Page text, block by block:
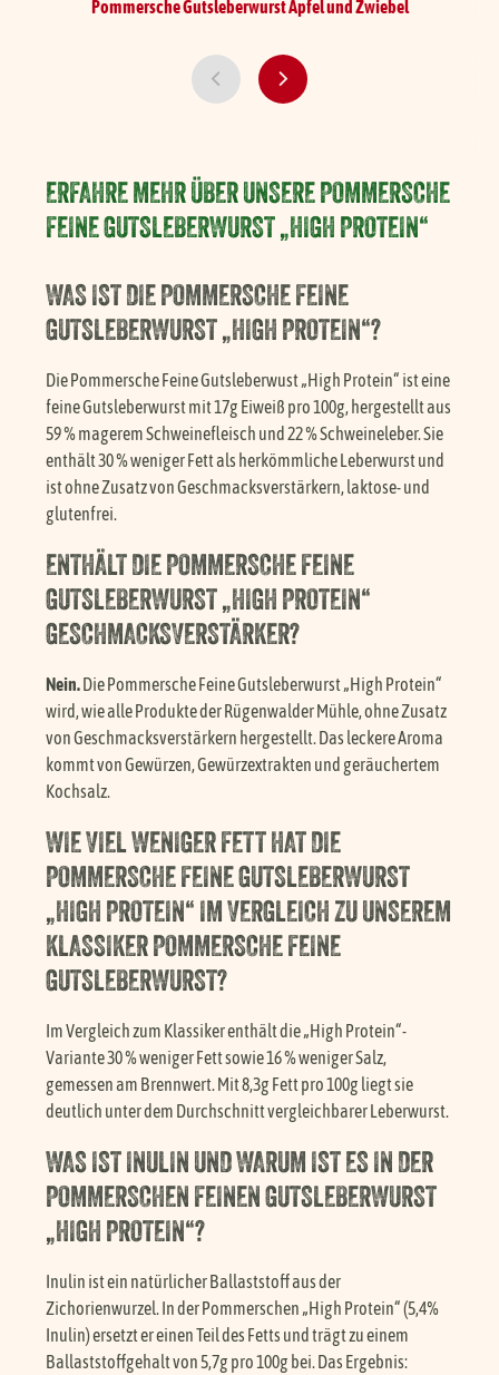
Pommersche GutsleberwurstApfel und Zwiebel
ERFAHRE MEHR ÜBER UNSERE POMMERSCHE
FEINE GUTSLEBERWURST „HIGH PROTEIN“
WAS IST DIE POMMERSCHE FEINE
GUTSLEBERWURST „HIGH PROTEIN“?
Die Pommersche Feine Gutsleberwust „High Protein“ ist eine
feine Gutsleberwurst mit 17g Eiweiß pro 100g, hergestellt aus
59 % magerem Schweinefleisch und 22 % Schweineleber. Sie
enthält 30 % weniger Fett als herkömmliche Leberwurst und
ist ohne Zusatz von Geschmacksverstärkern, laktose- und
glutenfrei.
ENTHÄLT DIE POMMERSCHE FEINE
GUTSLEBERWURST „HIGH PROTEIN“
GESCHMACKSVERSTÄRKER?
Nein. Die Pommersche Feine Gutsleberwurst „High Protein“
wird, wie alle Produkte der Rügenwalder Mühle, ohne Zusatz
von Geschmacksverstärkern hergestellt. Das leckere Aroma
kommt von Gewürzen, Gewürzextrakten und geräuchertem
Kochsalz.
WIE VIEL WENIGER FETT HAT DIE
POMMERSCHE FEINE GUTSLEBERWURST
„HIGH PROTEIN“ IM VERGLEICH ZU UNSEREM
KLASSIKER POMMERSCHE FEINE
GUTSLEBERWURST?
Im Vergleich zum Klassiker enthält die „High Protein“-
Variante 30 % weniger Fett sowie 16 % weniger Salz,
gemessen am Brennwert. Mit 8,3g Fett pro 100g liegt sie
deutlich unter dem Durchschnitt vergleichbarer Leberwurst.
WAS IST INULIN UND WARUM IST ES IN DER
POMMERSCHEN FEINEN GUTSLEBERWURST
„HIGH PROTEIN“?
Inulin ist ein natürlicher Ballaststoff aus der
Zichorienwurzel. In der Pommerschen „High Protein“ (5,4%
Inulin) ersetzt er einen Teil des Fetts und trägt zu einem
Ballaststoffgehalt von 5,7g pro 100g bei. Das Ergebnis: